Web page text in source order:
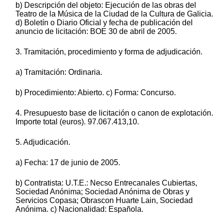
b) Descripción del objeto: Ejecución de las obras del
Teatro de la Música de la Ciudad de la Cultura de Galicia.
d) Boletín o Diario Oficial y fecha de publicación del
anuncio de licitación: BOE 30 de abril de 2005.
3. Tramitación, procedimiento y forma de adjudicación.
a) Tramitación: Ordinaria.
b) Procedimiento: Abierto. c) Forma: Concurso.
4. Presupuesto base de licitación o canon de explotación.
Importe total (euros). 97.067.413,10.
5. Adjudicación.
a) Fecha: 17 de junio de 2005.
b) Contratista: U.T.E.: Necso Entrecanales Cubiertas,
Sociedad Anónima; Sociedad Anónima de Obras y
Servicios Copasa; Obrascon Huarte Lain, Sociedad
Anónima. c) Nacionalidad: Española.